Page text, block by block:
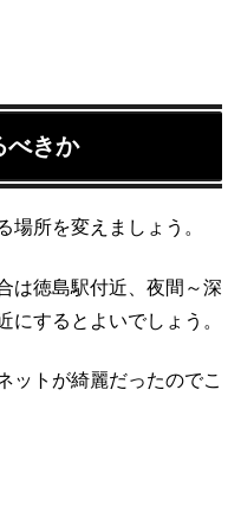
べきか
場所を変えましょう。
は徳島駅付近、夜間～深
にするとよいでしょう。
ットが綺麗だったのでこ